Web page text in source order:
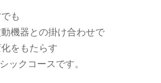
も
機器との掛け合わせで
をもたらす
ックコースです。